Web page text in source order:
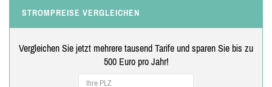
STROMPREISE VERGLEICHEN
Vergleichen Sie jetzt mehrere tausend Tarife und sparen Sie bis zu
500 Euro pro Jahr!